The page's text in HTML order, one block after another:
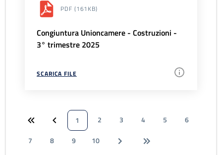
PDF (161KB)
Congiuntura Unioncamere - Costruzioni -
3° trimestre 2025
SCARICA FILE
1 2 3 4 5
6
7
8 9 10